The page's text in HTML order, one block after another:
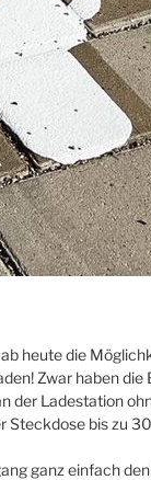
heute die
Zwar haben die
der Ladestation
Steckdose bis zu
ganz einfach